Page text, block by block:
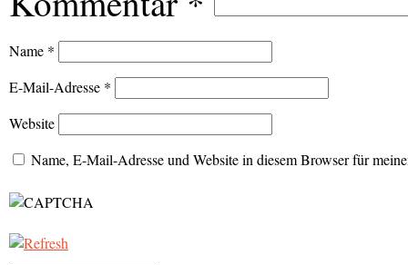
Name *
E-Mail-Adresse *
Website
Name, E-Mail-Adresse und Website in diesem Browser für